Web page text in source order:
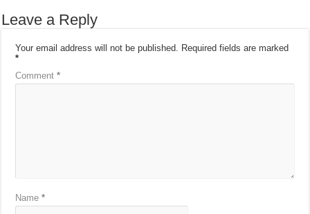
Leave a Reply
Your email address will not be published. Required fields are marked
*
Comment*
Name*